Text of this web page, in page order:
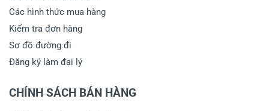
Các hình thức mua hàng
Kiểm tra đơn hàng
Sơ đồ đường đi
Đăng ký làm đại lý
CHÍNH SÁCH BÁN HÀNG